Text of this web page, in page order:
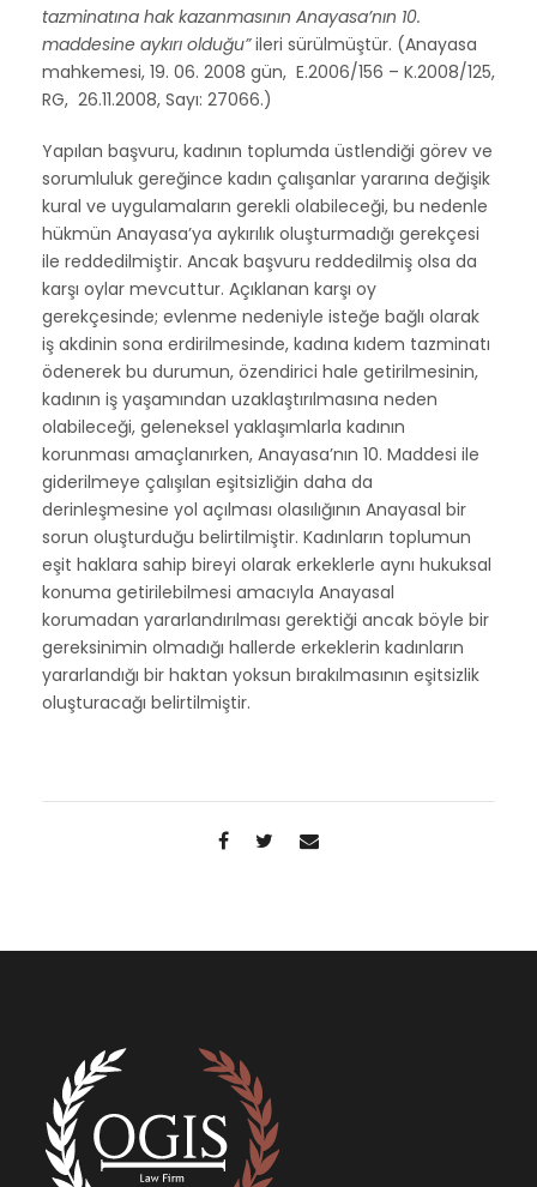
tazminatına hak kazanmasının Anayasa’nın 10.
maddesine aykırı olduğu”ileri sürülmüştür. (Anayasa
mahkemesi, 19. 06. 2008 gün, E.2006/156 – K.2008/125,
RG, 26.11.2008, Sayı: 27066.)
Yapılan başvuru, kadının toplumda üstlendiği görev ve
sorumluluk gereğince kadın çalışanlar yararına değişik
kural ve uygulamaların gerekli olabileceği, bu nedenle
hükmün Anayasa’ya aykırılık oluşturmadığı gerekçesi
ile reddedilmiştir. Ancak başvuru reddedilmiş olsa da
karşı oylar mevcuttur. Açıklanan karşı oy
gerekçesinde; evlenme nedeniyle isteğe bağlı olarak
iş akdinin sona erdirilmesinde, kadına kıdem tazminatı
ödenerek bu durumun, özendirici hale getirilmesinin,
kadının iş yaşamından uzaklaştırılmasına neden
olabileceği, geleneksel yaklaşımlarla kadının
korunması amaçlanırken, Anayasa’nın 10. Maddesi ile
giderilmeye çalışılan eşitsizliğin daha da
derinleşmesine yol açılması olasılığının Anayasal bir
sorun oluşturduğu belirtilmiştir. Kadınların toplumun
eşit haklara sahip bireyi olarak erkeklerle aynı hukuksal
konuma getirilebilmesi amacıyla Anayasal
korumadan yararlandırılması gerektiği ancak böyle bir
gereksinimin olmadığı hallerde erkeklerin kadınların
yararlandığı bir haktan yoksun bırakılmasının eşitsizlik
oluşturacağı belirtilmiştir.